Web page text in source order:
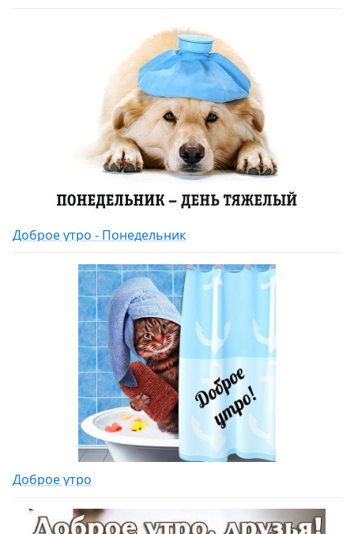
Доброе утро - Понедельник
Доброе утро